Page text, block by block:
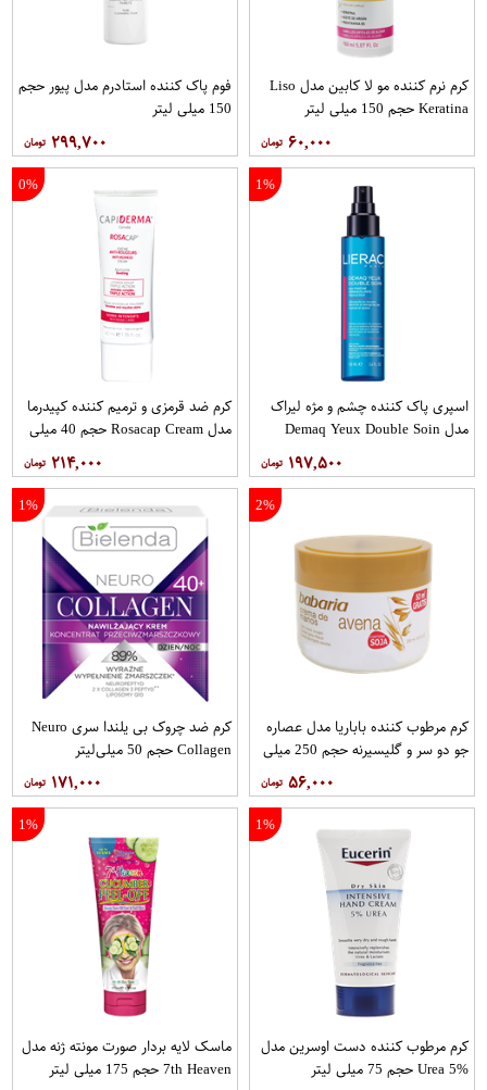
کرم نرم کننده مو لا کابین مدل Liso
Keratina حجم 150 میلی لیتر
۶۰,۰۰۰
فوم پاک کننده استادرم مدل پیور حجم
150 میلی لیتر
۲۹۹,۷۰۰
1%
اسپری پاک کننده چشم و مژه لیراک
مدل Demaq Yeux Double Soin
۱۹۷,۵۰۰
0%
کرم ضد قرمزی و ترمیم کننده کپیدرما
مدل Rosacap Cream حجم 40 میلی
۲۱۴,۰۰۰
2%
کرم مرطوب کننده باباریا مدل عصاره
جو دو سر و گلیسیرنه حجم 250 میلی
۵۶,۰۰۰
1%
کرم ضد چروک بی یلندا سری Neuro
Collagen حجم 50 میلی‌لیتر
۱۷۱,۰۰۰
1%
کرم مرطوب کننده دست اوسرین مدل
Urea 5% حجم 75 میلی لیتر
1%
ماسک لایه بردار صورت مونته ژنه مدل
7th Heaven حجم 175 میلی لیتر